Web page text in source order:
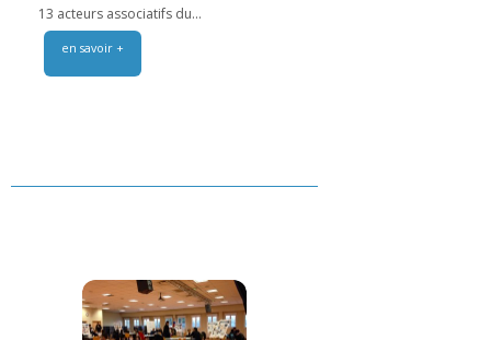
13 acteurs associatifs du...
en savoir +